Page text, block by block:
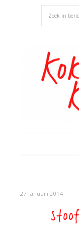
27 januari 2014